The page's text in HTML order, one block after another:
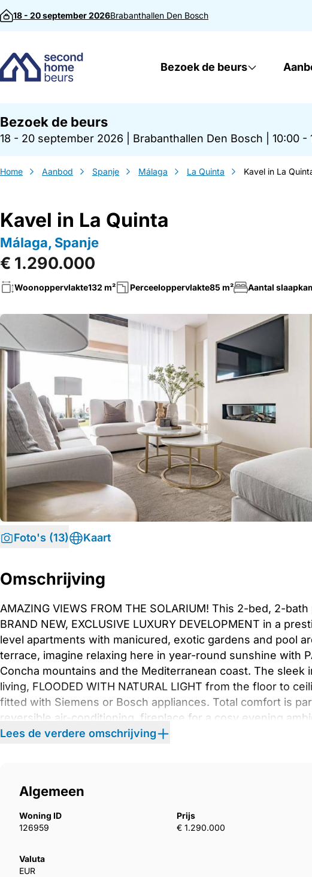
Direct naar inhoud
18 - 20 september 2026Brabanthallen Den Bosch
Bezoek de beurs
Bezoek de beurs
18 - 20 september 2026 Brabanthallen Den Bosch 10:00 -
Home Aanbod Spanje Málaga La Quinta Kavel in La
Kavel in La Quinta
Málaga, Spanje
€ 1.290.000
Woonoppervlakte132 m² Perceeloppervlakte85 m² Aantal
Foto's (13) Kaart
Omschrijving
AMAZING VIEWS FROM THE SOLARIUM! This 2-bed, 2-
BRAND NEW, EXCLUSIVE LUXURY DEVELOPMENT in a
level apartments with manicured, exotic gardens and pool
terrace, imagine relaxing here in year-round sunshine with
Concha mountains and the Mediterranean coast. The
living, FLOODED WITH NATURAL LIGHT from the floor to
fitted with Siemens or Bosch appliances. Total comfort is
reversible air-conditioning, fireplace for a cosy evening
and home domotics to control the electronics at a distance.
these international ‌hotspots. Malaga Airport ‌is ‌an
‌connections. ‌OFF-PLAN ‌development, ‌completion ‌2019.
Lees de verdere omschrijving
Algemeen
Woning ID
126959
Prijs
€ 1.290.000
Valuta
EUR